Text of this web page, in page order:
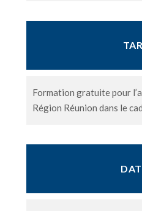
Formation gratuite pour
Région Réunion dans le